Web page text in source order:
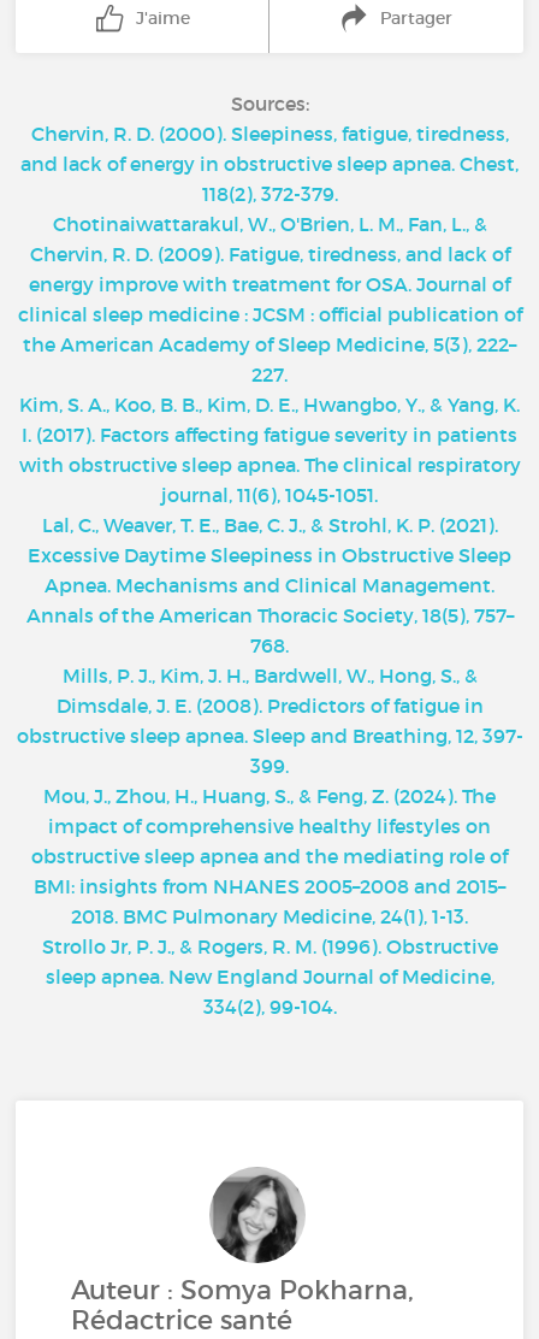
J'aime Partager
Sources:
Chervin, R. D. (2000). Sleepiness, fatigue, tiredness,
and lack of energy in obstructive sleep apnea. Chest,
118(2), 372-379.
Chotinaiwattarakul, W., O'Brien, L. M., Fan, L., &
Chervin, R. D. (2009). Fatigue, tiredness, and lack of
energy improve with treatment for OSA. Journal of
clinical sleep medicine : JCSM : official publication of
the American Academy of Sleep Medicine, 5(3), 222–
227.
Kim, S. A., Koo, B. B., Kim, D. E., Hwangbo, Y., & Yang, K.
I. (2017). Factors affecting fatigue severity in patients
with obstructive sleep apnea. The clinical respiratory
journal, 11(6), 1045-1051.
Lal, C., Weaver, T. E., Bae, C. J., & Strohl, K. P. (2021).
Excessive Daytime Sleepiness in Obstructive Sleep
Apnea. Mechanisms and Clinical Management.
Annals of the American Thoracic Society, 18(5), 757–
768.
Mills, P. J., Kim, J. H., Bardwell, W., Hong, S., &
Dimsdale, J. E. (2008). Predictors of fatigue in
obstructive sleep apnea. Sleep and Breathing, 12, 397-
399.
Mou, J., Zhou, H., Huang, S., & Feng, Z. (2024). The
impact of comprehensive healthy lifestyles on
obstructive sleep apnea and the mediating role of
BMI: insights from NHANES 2005–2008 and 2015–
2018. BMC Pulmonary Medicine, 24(1), 1-13.
Strollo Jr, P. J., & Rogers, R. M. (1996). Obstructive
sleep apnea. New England Journal of Medicine,
334(2), 99-104.
Auteur : Somya Pokharna,
Rédactrice santé